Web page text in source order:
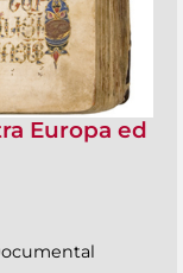
Europa ed